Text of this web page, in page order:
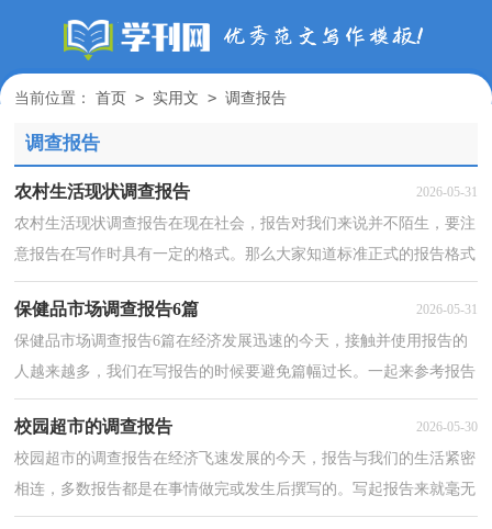
当前位置： 首页 > 实用文 > 调查报告
调查报告
农村生活现状调查报告 2026-05-31
农村生活现状调查报告在现在社会，报告对我们来说并不陌生，要注
意报告在写作时具有一定的格式。那么大家知道标准正式的报告格式
吗？下面是小编为大家整理的农村生活现状调查报告...
保健品市场调查报告6篇 2026-05-31
保健品市场调查报告6篇在经济发展迅速的今天，接触并使用报告的
人越来越多，我们在写报告的时候要避免篇幅过长。一起来参考报告
是怎么写的吧，以下是小编整理的保健品市场调查报...
校园超市的调查报告 2026-05-30
校园超市的调查报告在经济飞速发展的今天，报告与我们的生活紧密
相连，多数报告都是在事情做完或发生后撰写的。写起报告来就毫无
头绪？下面是小编为大家整理的校园超市的调查报告...